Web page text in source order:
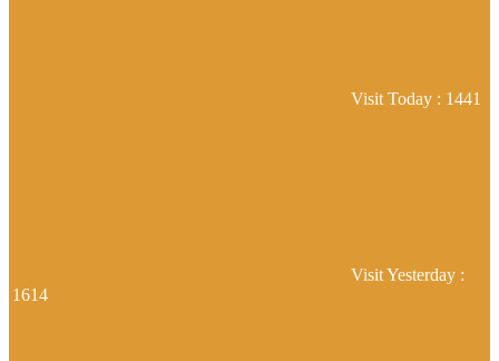
Visit Today : 1441
Visit Yesterday :
1614